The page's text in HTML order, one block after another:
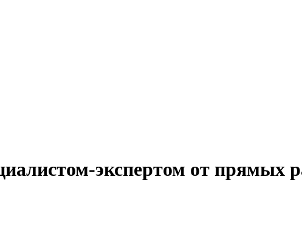
экспертом от прямых